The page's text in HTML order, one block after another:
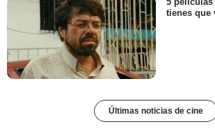
tienes que
Últimas noticias de cine